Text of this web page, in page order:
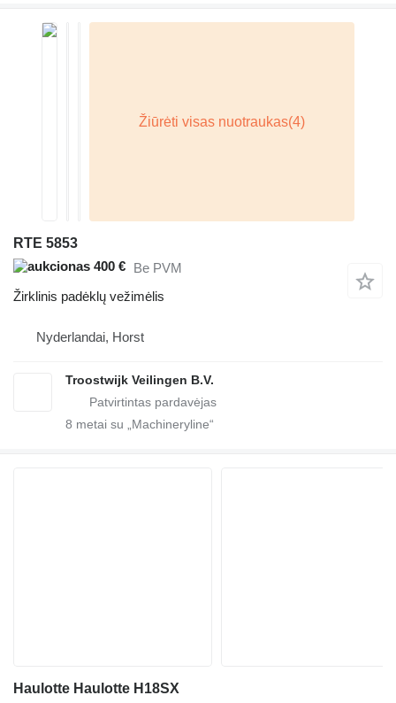
RTE 5853
400 € Be PVM
Žirklinis padėklų vežimėlis
Nyderlandai, Horst
Troostwijk Veilingen B.V.
8 metai su „Machineryline“
Haulotte Haulotte H18SX